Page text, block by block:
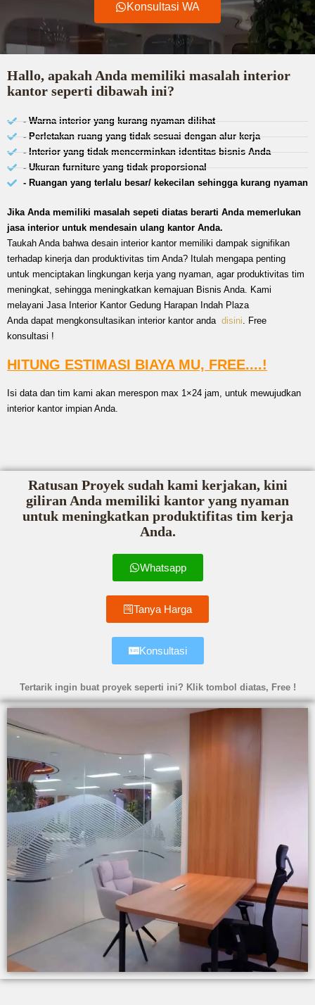
Konsultasi WA
Hallo, apakah Anda memiliki masalah interior
kantor seperti dibawah ini?
- Warna interior yang kurang nyaman dilihat
- Perletakan ruang yang tidak sesuai dengan alur kerja
- Interior yang tidak mencerminkan identitas bisnis Anda
- Ukuran furniture yang tidak proporsional
- Ruangan yang terlalu besar/ kekecilan sehingga kurang nyaman
Jika Anda memiliki masalah sepeti diatas berarti Anda memerlukan
jasa interior untuk mendesain ulang kantor Anda.
Taukah Anda bahwa desain interior kantor memiliki dampak signifikan
terhadap kinerja dan produktivitas tim Anda? Itulah mengapa penting
untuk menciptakan lingkungan kerja yang nyaman, agar produktivitas tim
meningkat, sehingga meningkatkan kemajuan Bisnis Anda. Kami
melayani Jasa Interior Kantor Gedung Harapan Indah Plaza
Anda dapat mengkonsultasikan interior kantor anda disini. Free
konsultasi !
HITUNG ESTIMASI BIAYA MU, FREE....!
Isi data dan tim kami akan merespon max 1×24 jam, untuk mewujudkan
interior kantor impian Anda.
Ratusan Proyek sudah kami kerjakan, kini
giliran Anda memiliki kantor yang nyaman
untuk meningkatkan produktifitas tim kerja
Anda.
Whatsapp
Tanya Harga
Konsultasi
Tertarik ingin buat proyek seperti ini? Klik tombol diatas, Free !